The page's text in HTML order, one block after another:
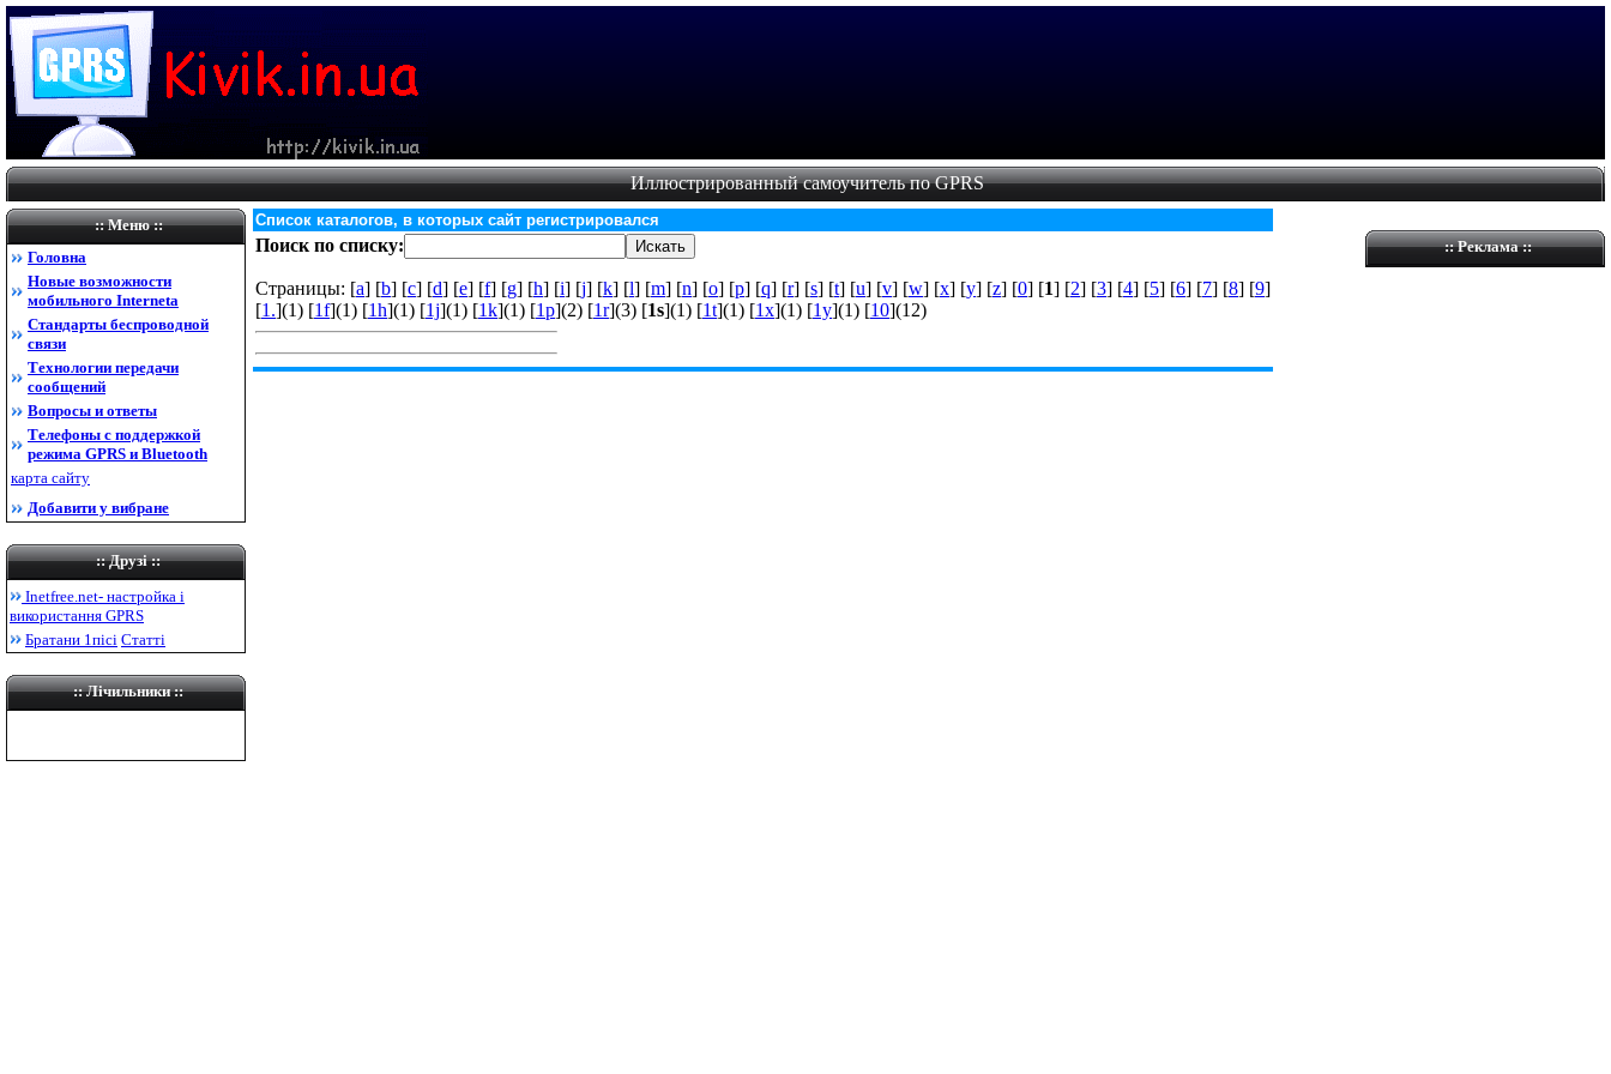
Иллюстрированный самоучитель по GPRS
:: Меню ::
Головна
Новые возможности
мобильного Internetа
Стандарты беспроводной
связи
Технологии передачи
сообщений
Вопросы и ответы
Телефоны с поддержкой
режима GPRS и Bluetooth
карта сайту
Добавити у вибране
::Друзі::
Inetfree.net- настройка і
використання GPRS
Братани 1пісі Статті
:: Лічильники ::
Список каталогов, в которых сайт регистрировался
Поиск по списку:
Страницы: [a] [b] [c] [d] [e] [f] [g] [h] [i] [j] [k] [l] [m] [n] [o] [p] [q] [r] [s] [t] [u] [v] [w] [x] [y] [z] [0] [1] [2] [3] [4] [5] [6] [7] [8] [9]
[1.](1) [1f](1) [1h](1) [1j](1) [1k](1) [1p](2) [1r](3) [1s](1) [1t](1) [1x](1) [1y](1) [10](12)
::Реклама::